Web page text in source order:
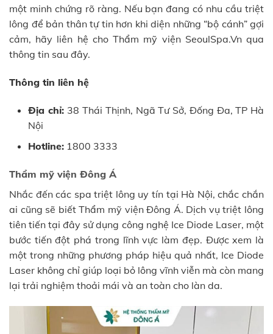
một minh chứng rõ ràng. Nếu bạn đang có nhu cầu triệt
lông để bản thân tự tin hơn khi diện những “bộ cánh” gợi
cảm, hãy liên hệ cho Thẩm mỹ viện SeoulSpa.Vn qua
thông tin sau đây.
Thông tin liên hệ
Địa chỉ: 38 Thái Thịnh, Ngã Tư Sở, Đống Đa, TP Hà
Nội
Hotline:1800 3333
Thẩm mỹ viện Đông Á
Nhắc đến các spa triệt lông uy tín tại Hà Nội, chắc chắn
ai cũng sẽ biết Thẩm mỹ viện Đông Á. Dịch vụ triệt lông
tiên tiến tại đây sử dụng công nghệ Ice Diode Laser, một
bước tiến đột phá trong lĩnh vực làm đẹp. Được xem là
một trong những phương pháp hiệu quả nhất, Ice Diode
Laser không chỉ giúp loại bỏ lông vĩnh viễn mà còn mang
lại trải nghiệm thoải mái và an toàn cho làn da.